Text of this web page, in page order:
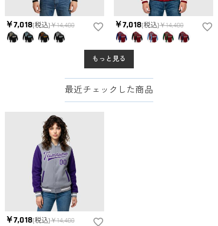
￥7,018(税込)￥14,400 ￥7,018(税込)￥14,400
もっと見る
最近チェックした商品
￥7,018(税込)￥14,400